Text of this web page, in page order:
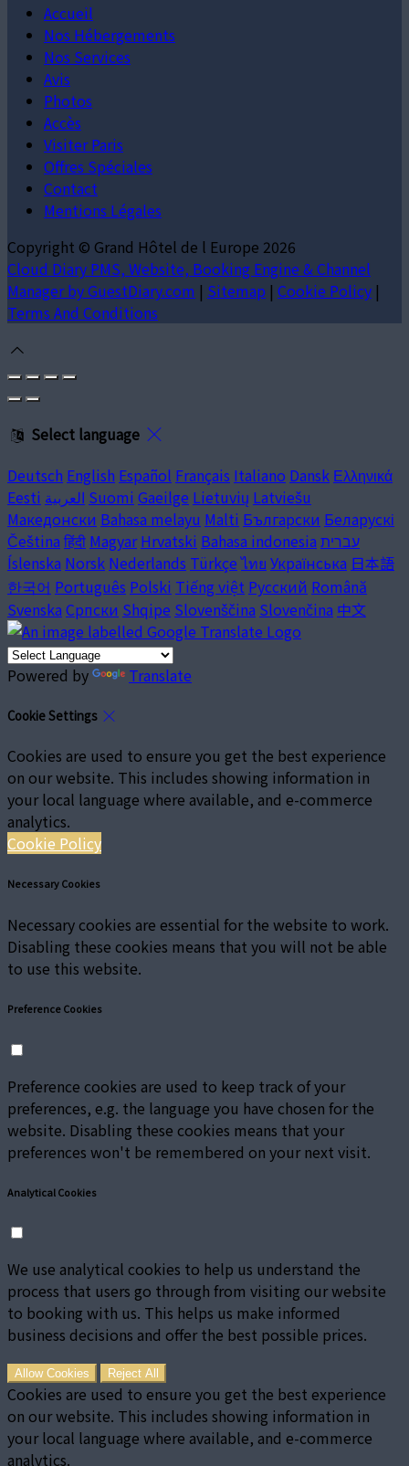
Accueil
Nos Hébergements
Nos Services
Avis
Photos
Accès
Visiter Paris
Offres Spéciales
Contact
Mentions Légales
Copyright © Grand Hôtel de l Europe 2026
Cloud Diary PMS, Website, Booking Engine & Channel
Manager by GuestDiary.com | Sitemap | Cookie Policy |
Terms And Conditions
Select language
Deutsch English Español Français Italiano Dansk Ελληνικά
Eesti العربية Suomi Gaeilge Lietuvių Latviešu
Македонски Bahasa melayu Malti Български Беларускі
Čeština हिंदी Magyar Hrvatski Bahasa indonesia עברית
Íslenska Norsk Nederlands Türkçe ไทย Українська 日本語
한국어 Português Polski Tiếng việt Русский Română
Svenska Српски Shqipe Slovenščina Slovenčina 中文
Powered by Translate
Cookie Settings
Cookies are used to ensure you get the best experience
on our website. This includes showing information in
your local language where available, and e-commerce
analytics.
Cookie Policy
Necessary Cookies
Necessary cookies are essential for the website to work.
Disabling these cookies means that you will not be able
to use this website.
Preference Cookies
Preference cookies are used to keep track of your
preferences, e.g. the language you have chosen for the
website. Disabling these cookies means that your
preferences won't be remembered on your next visit.
Analytical Cookies
We use analytical cookies to help us understand the
process that users go through from visiting our website
to booking with us. This helps us make informed
business decisions and offer the best possible prices.
Allow Cookies Reject All
Cookies are used to ensure you get the best experience
on our website. This includes showing information in
your local language where available, and e-commerce
analytics.